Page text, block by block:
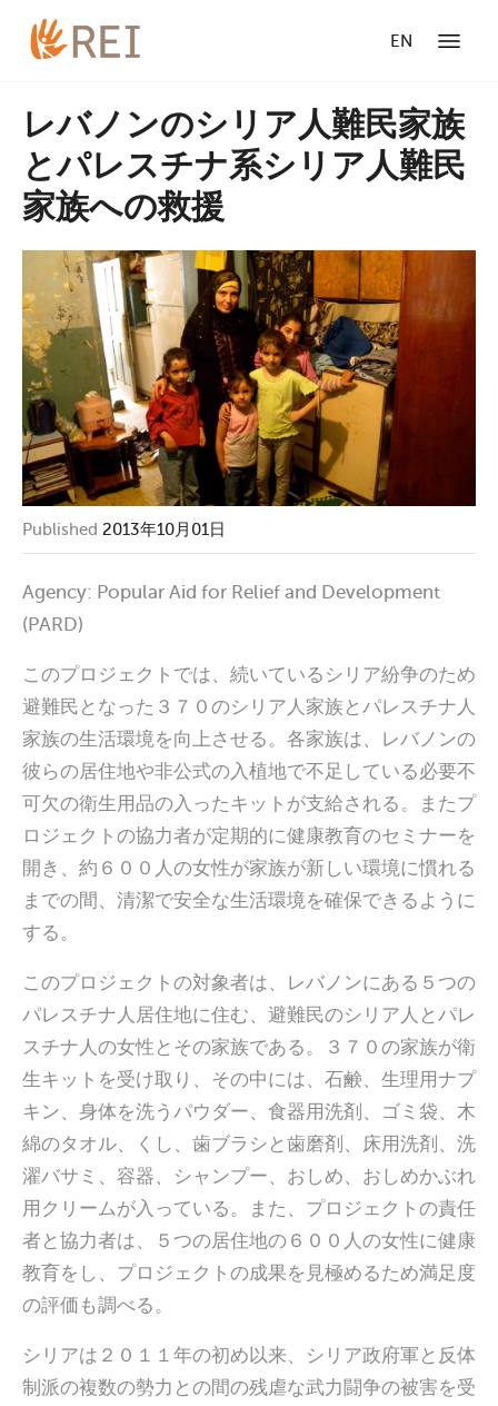
EN
レバノンのシリア人難民家族
とパレスチナ系シリア人難民
家族への救援
Published 2013年10月01日
Agency: Popular Aid for Relief and Development
(PARD)
このプロジェクトでは、続いているシリア紛争のため
避難民となった３７０のシリア人家族とパレスチナ人
家族の生活環境を向上させる。各家族は、レバノンの
彼らの居住地や非公式の入植地で不足している必要不
可欠の衛生用品の入ったキットが支給される。またプ
ロジェクトの協力者が定期的に健康教育のセミナーを
開き、約６００人の女性が家族が新しい環境に慣れる
までの間、清潔で安全な生活環境を確保できるように
する。
このプロジェクトの対象者は、レバノンにある５つの
パレスチナ人居住地に住む、避難民のシリア人とパレ
スチナ人の女性とその家族である。３７０の家族が衛
生キットを受け取り、その中には、石鹸、生理用ナプ
キン、身体を洗うパウダー、食器用洗剤、ゴミ袋、木
綿のタオル、くし、歯ブラシと歯磨剤、床用洗剤、洗
濯バサミ、容器、シャンプー、おしめ、おしめかぶれ
用クリームが入っている。また、プロジェクトの責任
者と協力者は、５つの居住地の６００人の女性に健康
教育をし、プロジェクトの成果を見極めるため満足度
の評価も調べる。
シリアは２０１１年の初め以来、シリア政府軍と反体
制派の複数の勢力との間の残虐な武力闘争の被害を受